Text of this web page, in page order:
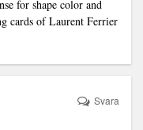
for shape color and
cards of Laurent Ferrier
Svara